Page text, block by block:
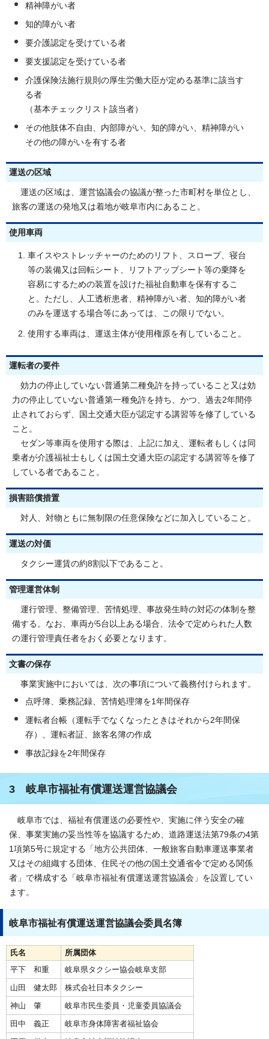
精神障がい者
知的障がい者
要介護認定を受けている者
要支援認定を受けている者
介護保険法施行規則の厚生労働大臣が定める基準に該当す
る者
（基本チェックリスト該当者）
その他肢体不自由、内部障がい、知的障がい、精神障がい
その他の障がいを有する者
運送の区域
運送の区域は、運営協議会の協議が整った市町村を単位とし、
旅客の運送の発地又は着地が岐阜市内にあること。
使用車両
車イスやストレッチャーのためのリフト、スロープ、寝台
等の装備又は回転シート、リフトアップシート等の乗降を
容易にするための装置を設けた福祉自動車を保有するこ
と。ただし、人工透析患者、精神障がい者、知的障がい者
のみを運送する場合等にあっては、この限りでない。
使用する車両は、運送主体が使用権原を有していること。
運転者の要件
効力の停止していない普通第二種免許を持っていること又は効
力の停止していない普通第一種免許を持ち、かつ、過去2年間停
止されておらず、国土交通大臣が認定する講習等を修了している
こと。
セダン等車両を使用する際は、上記に加え、運転者もしくは同
乗者が介護福祉士もしくは国土交通大臣の認定する講習等を修了
している者であること。
損害賠償措置
対人、対物ともに無制限の任意保険などに加入していること。
運送の対価
タクシー運賃の約8割以下であること。
管理運営体制
運行管理、整備管理、苦情処理、事故発生時の対応の体制を整
備する。なお、車両が5台以上ある場合、法令で定められた人数
の運行管理責任者をおく必要となります。
文書の保存
事業実施中においては、次の事項について義務付けられます。
点呼簿、乗務記録、苦情処理簿を1年間保存
運転者台帳（運転手でなくなったときはそれから2年間保
存）、運転者証、旅客名簿の作成
事故記録を2年間保存
3 岐阜市福祉有償運送運営協議会
岐阜市では、福祉有償運送の必要性や、実施に伴う安全の確
保、事業実施の妥当性等を協議するため、道路運送法第79条の4第
1項第5号に規定する「地方公共団体、一般旅客自動車運送事業者
又はその組織する団体、住民その他の国土交通省令で定める関係
者」で構成する「岐阜市福祉有償運送運営協議会」を設置してい
ます。
岐阜市福祉有償運送運営協議会委員名簿
氏名
所属団体
平下 和重
岐阜県タクシー協会岐阜支部
山田 健太郎
株式会社日本タクシー
神山 肇
岐阜市民生委員・児童委員協議会
田中 義正
岐阜市身体障害者福祉協会